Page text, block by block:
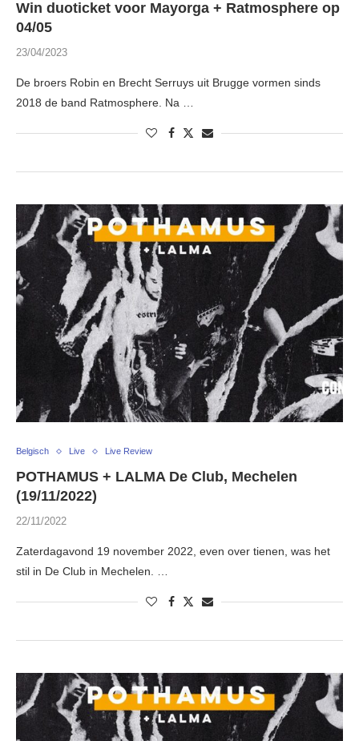
Win duoticket voor Mayorga + Ratmosphere op
04/05
23/04/2023
De broers Robin en Brecht Serruys uit Brugge vormen sinds
2018 de band Ratmosphere. Na …
Belgisch Live Live Review
POTHAMUS + LALMA De Club, Mechelen
(19/11/2022)
22/11/2022
Zaterdagavond 19 november 2022, even over tienen, was het
stil in De Club in Mechelen. …